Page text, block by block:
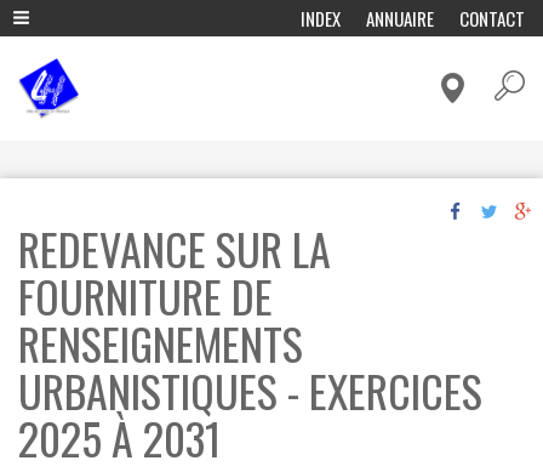
l
o
INDEX ANNUAIRE
CONTACT
ADMINISTRATION & POLITIQUE
CADRE DE VIE & MOBILITÉ
ENVIRONNEMENT ET ENERGIE
FÊTES & TRADITIONS
HISTOIRE, TOURISME & PATRIMOINE
VIVRE ENSEMBLE & SOLIDARITÉ
REDEVANCE SUR LA
FOURNITURE DE
RENSEIGNEMENTS
URBANISTIQUES - EXERCICES
2025 À 2031